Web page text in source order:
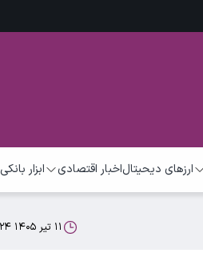
ارزهای دیحیتالاخبار اقتصادی ابزار بانکی
۱۱ تیر ۱۴۰۵ ۱۱:۲۴